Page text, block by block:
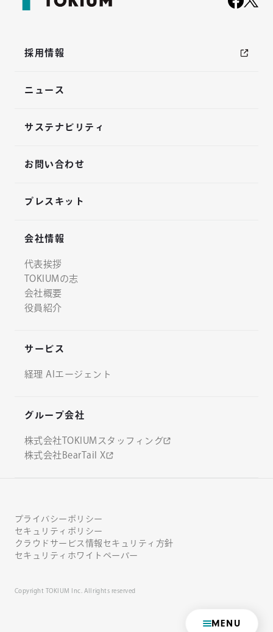
MENU
採用情報
ニュース
サステナビリティ
お問い合わせ
プレスキット
会社情報
代表挨拶
TOKIUMの志
会社概要
役員紹介
サービス
経理 AIエージェント
グループ会社
株式会社TOKIUMスタッフィング
株式会社BearTail X
プライバシーポリシー
セキュリティポリシー
クラウドサービス情報セキュリティ方針
セキュリティホワイトペーパー
Copyright TOKIUM Inc. All rights reserved